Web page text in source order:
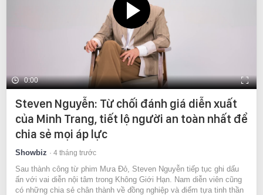
0:00
Steven Nguyễn: Từ chối đánh giá diễn xuất
của Minh Trang, tiết lộ người an toàn nhất để
chia sẻ mọi áp lực
Showbiz 4 tháng trước
Sau thành công từ phim Mưa Đỏ, Steven Nguyễn tiếp tục ghi dấu
ấn với vai diễn nội tâm trong Không Giới Hạn. Nam diễn viên cũng
có những chia sẻ chân thành về đồng nghiệp và điểm tựa tinh thần